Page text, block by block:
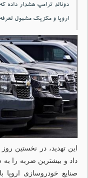
اروپا و مکزیک مشمول تعرفه‌‌‌ای ۳۰ درصدی
این تهدید، در نخستین
داد و بیشترین ضربه را